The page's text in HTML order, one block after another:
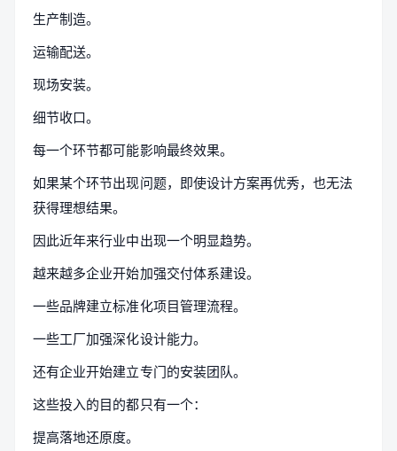
生产制造。
运输配送。
现场安装。
细节收口。
每一个环节都可能影响最终效果。
如果某个环节出现问题，即使设计方案再优秀，也无法
获得理想结果。
因此近年来行业中出现一个明显趋势。
越来越多企业开始加强交付体系建设。
一些品牌建立标准化项目管理流程。
一些工厂加强深化设计能力。
还有企业开始建立专门的安装团队。
这些投入的目的都只有一个：
提高落地还原度。